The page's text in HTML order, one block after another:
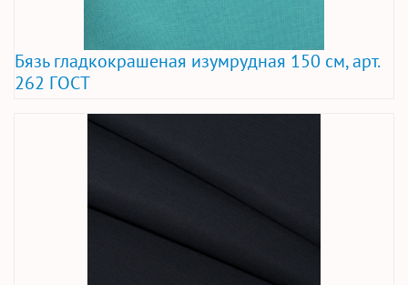
Бязь гладкокрашеная изумрудная 150 см, арт.
262 ГОСТ